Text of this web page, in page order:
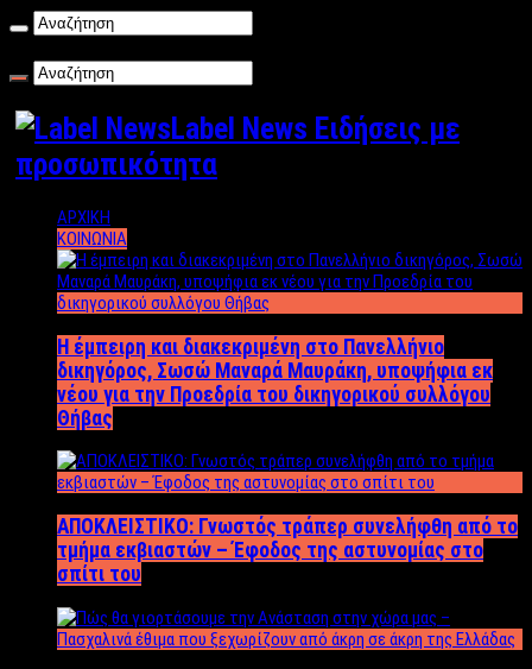
Label News Ειδήσεις με
προσωπικότητα
ΑΡΧΙΚΗ
ΚΟΙΝΩΝΙΑ
Η έμπειρη και διακεκριμένη στο Πανελλήνιο
δικηγόρος, Σωσώ Μαναρά Μαυράκη, υποψήφια εκ
νέου για την Προεδρία του δικηγορικού συλλόγου
Θήβας
ΑΠΟΚΛΕΙΣΤΙΚΟ: Γνωστός τράπερ συνελήφθη από το
τμήμα εκβιαστών – Έφοδος της αστυνομίας στο
σπίτι του